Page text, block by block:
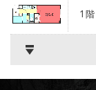
1 階